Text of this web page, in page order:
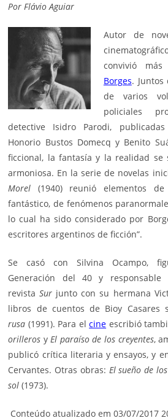
PorFlávio Aguiar
Autor de
convivió
Borges.
de varios
policiales
detective Isidro Parodi,
Honorio Bustos Domecq y Benito
ficcional, la fantasía y la realidad se
armoniosa. En la serie de novelas
Morel (1940) reunió elementos
fantástico, de fenómenos
lo cual ha sido considerado por
escritores argentinos de ficción”.
Se casó con Silvina Ocampo,
Generación del 40 y
revistaSur junto con su hermana
libros de cuentos de Bioy Casares
rusa (1991). Para elcine escribió
orilleros yEl paraíso de los creyentes,
publicó crítica literaria y ensayos, y
Cervantes. Otras obras: El sueño de
sol (1973).
Conteúdo atualizado em 03/07/2017